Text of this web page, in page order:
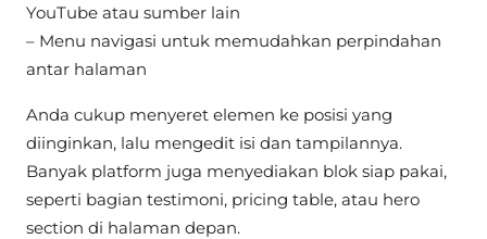
YouTube atau sumber lain
– Menu navigasi untuk memudahkan perpindahan
antar halaman
Anda cukup menyeret elemen ke posisi yang
diinginkan, lalu mengedit isi dan tampilannya.
Banyak platform juga menyediakan blok siap pakai,
seperti bagian testimoni, pricing table, atau hero
section di halaman depan.